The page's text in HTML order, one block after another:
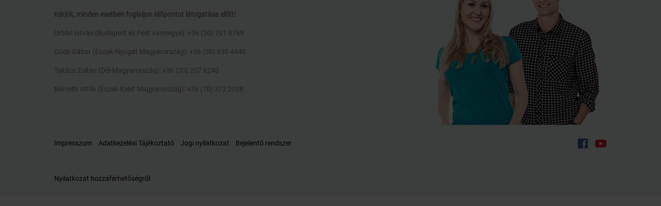
Kérjük, minden esetben foglaljon időpontot látogatása előtt!
Urbán István (Budapest és Pest vármegye): +36 (30) 701 0769
Göde Gábor (Észak-Nyugat Magyarország): +36 (30) 630 4440
Takács Zoltán (Dél-Magyarország): +36 (30) 207 6240
Németh Attila (Észak-Kelet Magyarország): +36 (70) 372 2038
Impresszum Adatkezelési Tájékoztató Jogi nyilatkozat Bejelentő rendszer
Nyilatkozat hozzáférhetőségről